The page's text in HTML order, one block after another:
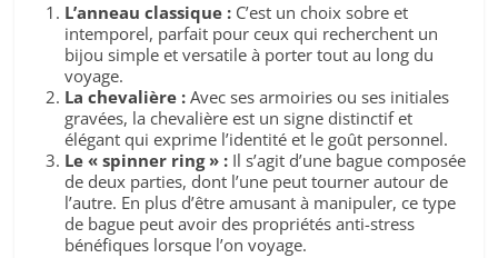
L’anneau classique : C’est un choix sobre et
intemporel, parfait pour ceux qui recherchent un
bijou simple et versatile à porter tout au long du
voyage.
La chevalière : Avec ses armoiries ou ses initiales
gravées, la chevalière est un signe distinctif et
élégant qui exprime l’identité et le goût personnel.
Le « spinner ring » : Il s’agit d’une bague composée
de deux parties, dont l’une peut tourner autour de
l’autre. En plus d’être amusant à manipuler, ce type
de bague peut avoir des propriétés anti-stress
bénéfiques lorsque l’on voyage.